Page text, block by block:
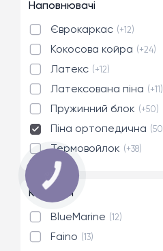
Наповнювачі
Єврокаркас +12
Кокосова койра +24
Латекс +12
Латексована піна +11
Пружинний блок +50
Піна ортопедична 50
Термовойлок +38
Колекція
BlueMarine 12
Faino 13